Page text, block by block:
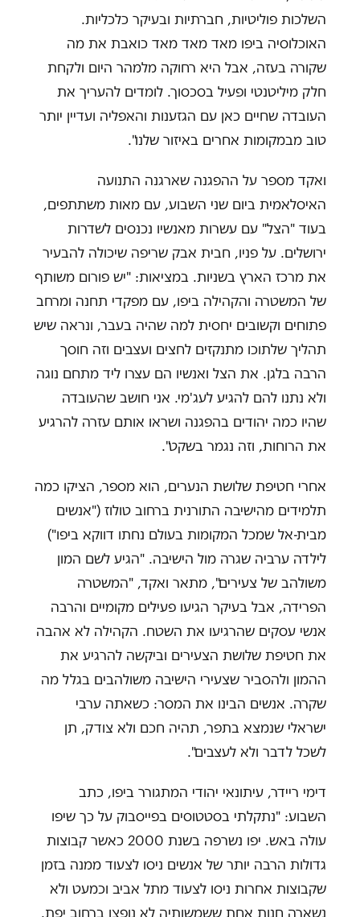
השלכות פוליטיות, חברתיות ובעיקר כלכליות.
האוכלוסיה ביפו מאד מאד מאד כואבת את מה
שקורה בעזה, אבל היא רחוקה מלמהר היום ולקחת
חלק מיליטנטי ופעיל בסכסוך. לומדים להעריך את
העובדה שחיים כאן עם הגזענות והאפליה ועדיין יותר
טוב מבמקומות אחרים באיזור שלנו".
ואקד מספר על ההפגנה שארגנה התנועה
האיסלאמית ביום שני השבוע, עם מאות משתתפים,
בעוד "הצל" עם עשרות מאנשיו נכנסים לשדרות
ירושלים. על פניו, חבית אבק שריפה שיכולה להבעיר
את מרכז הארץ בשניות. במציאות: "יש פורום משותף
של המשטרה והקהילה ביפו, עם מפקדי תחנה ומרחב
פתוחים וקשובים יחסית למה שהיה בעבר, ונראה שיש
תהליך שלתוכו מתנקזים לחצים ועצבים וזה חוסך
הרבה בלגן. את הצל ואנשיו הם עצרו ליד מתחם נוגה
ולא נתנו להם להגיע לעג'מי. אני חושב שהעובדה
שהיו כמה יהודים בהפגנה ושראו אותם עזרה להרגיע
את הרוחות, וזה נגמר בשקט".
אחרי חטיפת שלושת הנערים, הוא מספר, הציקו כמה
תלמידים מהישיבה התורנית ברחוב טולוז ("אנשים
מבית-אל שמכל המקומות בעולם נחתו דווקא ביפו")
לילדה ערביה שגרה מול הישיבה. "הגיע לשם המון
משולהב של צעירים", מתאר ואקד, "המשטרה
הפרידה, אבל בעיקר הגיעו פעילים מקומיים והרבה
אנשי עסקים שהרגיעו את השטח. הקהילה לא אהבה
את חטיפת שלושת הצעירים וביקשה להרגיע את
ההמון ולהסביר שצעירי הישיבה משולהבים בגלל מה
שקרה. אנשים הבינו את המסר: כשאתה ערבי
ישראלי שנמצא בתפר, תהיה חכם ולא צודק, תן
לשכל לדבר ולא לעצבים".
דימי ריידר, עיתונאי יהודי המתגורר ביפו, כתב
השבוע: "נתקלתי בסטטוסים בפייסבוק על כך שיפו
עולה באש. יפו נשרפה בשנת 2000 כאשר קבוצות
גדולות הרבה יותר של אנשים ניסו לצעוד ממנה בזמן
שקבוצות אחרות ניסו לצעוד מתל אביב וכמעט ולא
נשארה חנות אחת ששמשותיה לא נופצו ברחוב יפת.